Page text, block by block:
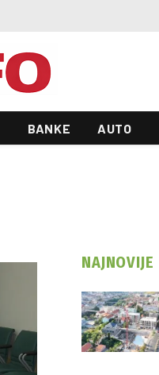
BANKE AUTO
NAJNOVIJE